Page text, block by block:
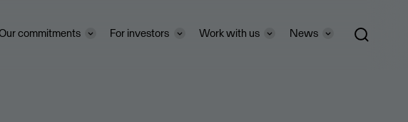
commitments For investors Work with us News